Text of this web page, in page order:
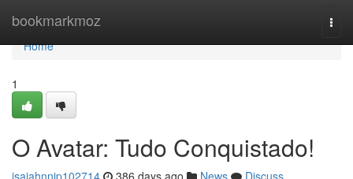
bookmarkmoz
Home
Home
1
O Avatar: Tudo Conquistado!
isaiahnnip102714 386 days ago News
Discuss